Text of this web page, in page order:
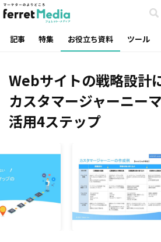
記事 特集 お役立ち資料 ツール
Webサイトの戦略設計
カスタマージャーニー
活用4ステップ